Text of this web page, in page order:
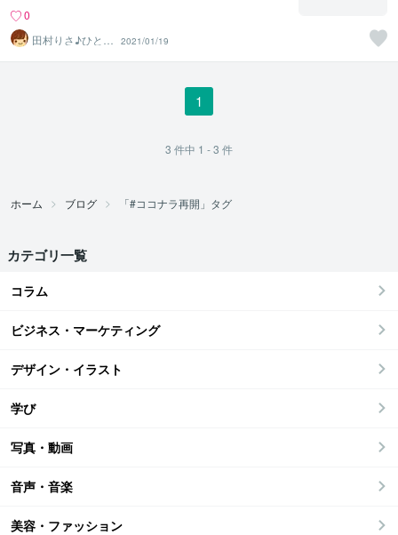
0
田村りさ♪ひとり
ひとりによりそ
う主婦
2021/01/19
1
3 件中 1 - 3 件
ホーム ブログ 「#ココナラ再開」タグ
カテゴリ一覧
コラム
ビジネス・マーケティング
デザイン・イラスト
学び
写真・動画
音声・音楽
美容・ファッション